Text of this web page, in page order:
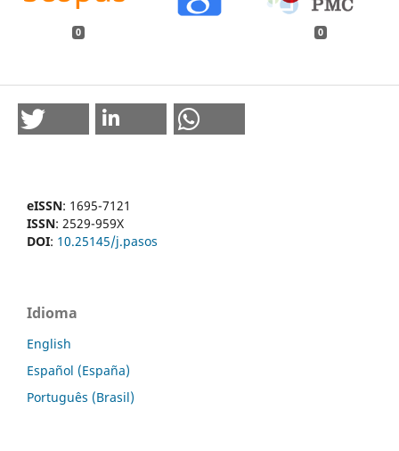
0 0
eISSN: 1695-7121
ISSN: 2529-959X
DOI: 10.25145/j.pasos
Idioma
English
Español (España)
Português (Brasil)